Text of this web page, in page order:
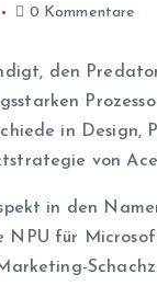
0 Kommentare
den
in Design,
von
in den
für